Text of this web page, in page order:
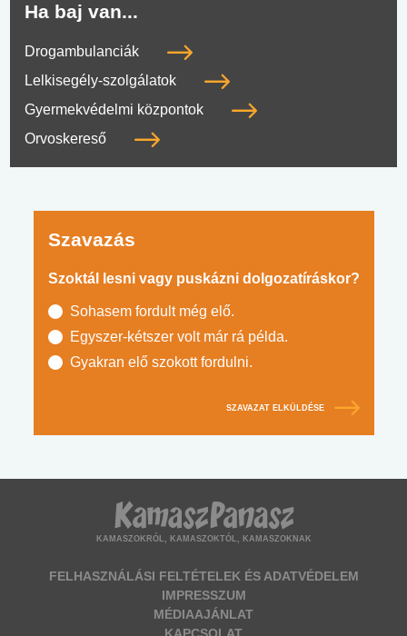
Ha baj van...
Drogambulanciák
Lelkisegély-szolgálatok
Gyermekvédelmi központok
Orvoskereső
Szavazás
Szoktál lesni vagy puskázni dolgozatíráskor?
Sohasem fordult még elő.
Egyszer-kétszer volt már rá példa.
Gyakran elő szokott fordulni.
SZAVAZAT ELKÜLDÉSE
KAMASZOKRÓL, KAMASZOKTÓL, KAMASZOKNAK
FELHASZNÁLÁSI FELTÉTELEK ÉS ADATVÉDELEM
IMPRESSZUM
MÉDIAAJÁNLAT